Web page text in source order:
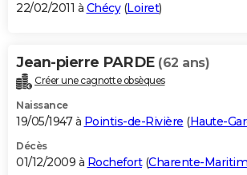
22/02/2011 à Chécy(Loiret)
Jean-pierre PARDE (62 ans)
Créer une cagnotte obsèques
Naissance
19/05/1947 à Pointis-de-Rivière (Haute-
Décès
01/12/2009 à Rochefort(Charente-